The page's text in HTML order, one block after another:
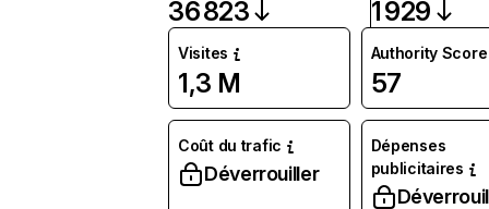
36 823 1 929
Visites
1,3 M
Authority Score
57
Coût du trafic
Déverrouiller
Dépenses
publicitaires